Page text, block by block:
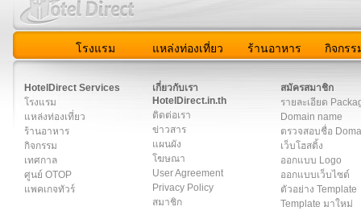
โรงแรม แหล่งท่องเที่ยว ร้านอาหาร กิจกรร
HotelDirect Services
โรงแรม
แหล่งท่องเที่ยว
ร้านอาหาร
กิจกรรม
เทศกาล
ศูนย์ OTOP
แพคเกจทัวร์
เกี่ยวกับเรา
HotelDirect.in.th
ติดต่อเรา
ข่าวสาร
แผนผัง
โฆษณา
User Agreement
Privacy Policy
สมาชิก
สมัครสมาชิก
รายละเอียด
Domain name
ตรวจสอบชื่อ
เว็บโฮสติ้ง
ออกแบบ Logo
ออกแบบเว็บไซต์
ตัวอย่าง Template
Template มาใหม่